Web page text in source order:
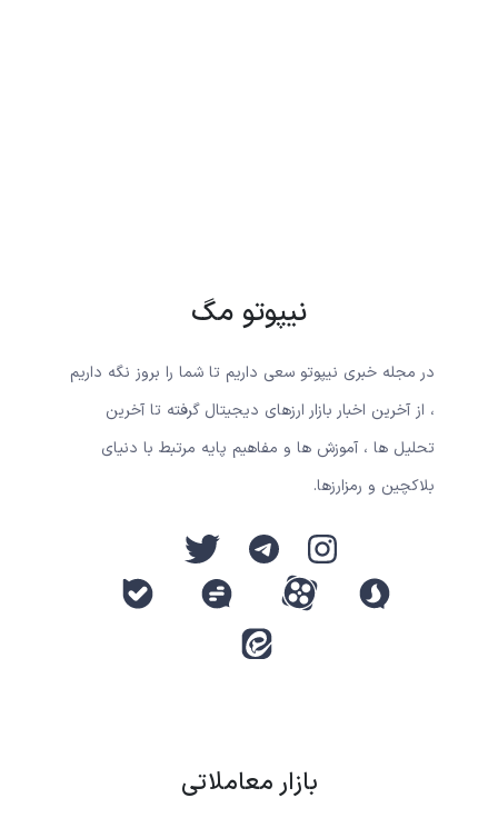
نیپوتو مگ
در مجله خبری نیپوتو سعی داریم تا شما را بروز نگه داریم
، از آخرین اخبار بازار ارزهای دیجیتال گرفته تا آخرین
تحلیل ها ، آموزش ها و مفاهیم پایه مرتبط با دنیای
بلاکچین و رمزارزها.
بازار معاملاتی